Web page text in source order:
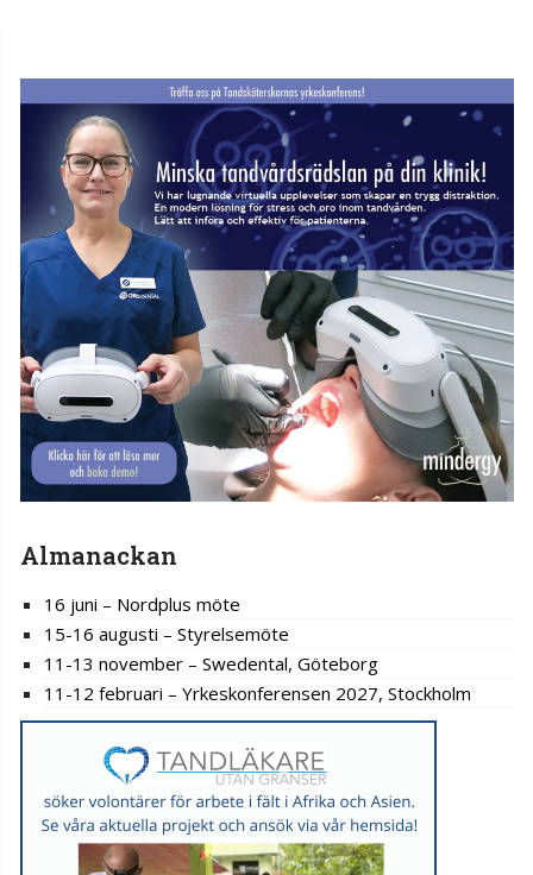
Almanackan
16 juni – Nordplus möte
15-16 augusti – Styrelsemöte
11-13 november – Swedental, Göteborg
11-12 februari – Yrkeskonferensen 2027, Stockholm